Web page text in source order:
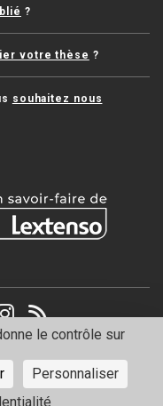
?
votre thèse ?
souhaitez nous
le contrôle sur
Personnaliser